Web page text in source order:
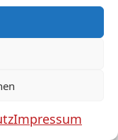
Impressum